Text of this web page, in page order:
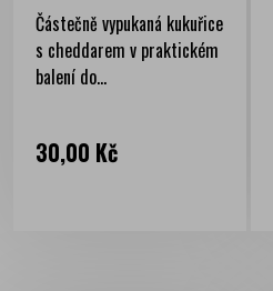
Částečně vypukaná kukuřice
s cheddarem v praktickém
balení do...
Cena
30,00 Kč